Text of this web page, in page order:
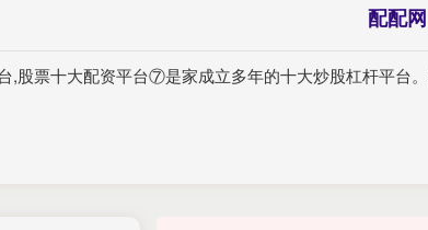
配配网
,股票十大配资平台⑦是家成立多年的十大炒股杠杆平台